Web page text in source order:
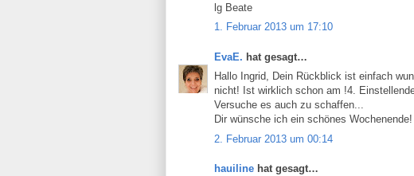
lg Beate
1. Februar 2013 um 17:10
EvaE. hat gesagt…
Hallo Ingrid, Dein Rückblick ist einfach
nicht! Ist wirklich schon am !4.
Versuche es auch zu schaffen...
Dir wünsche ich ein schönes
2. Februar 2013 um 00:14
hauiline hat gesagt…